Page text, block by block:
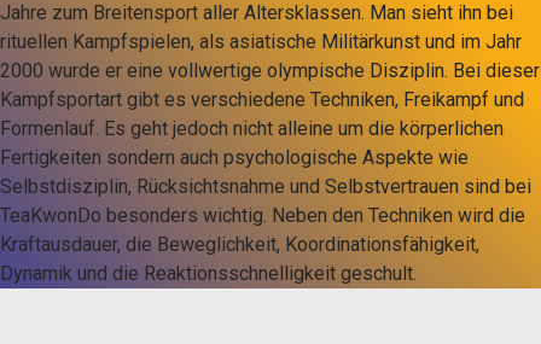
Jahre zum Breitensport aller Altersklassen. Man sieht ihn bei
rituellen Kampfspielen, als asiatische Militärkunst und im Jahr
2000 wurde er eine vollwertige olympische Disziplin. Bei dieser
Kampfsportart gibt es verschiedene Techniken, Freikampf und
Formenlauf. Es geht jedoch nicht alleine um die körperlichen
Fertigkeiten sondern auch psychologische Aspekte wie
Selbstdisziplin, Rücksichtsnahme und Selbstvertrauen sind bei
TeaKwonDo besonders wichtig. Neben den Techniken wird die
Kraftausdauer, die Beweglichkeit, Koordinationsfähigkeit,
Dynamik und die Reaktionsschnelligkeit geschult.